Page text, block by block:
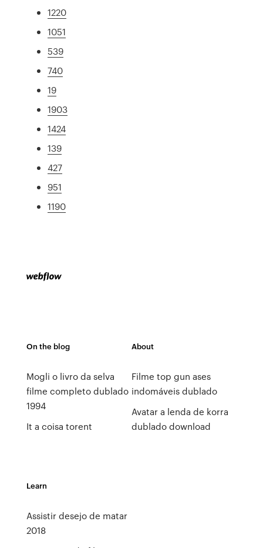
1220
1051
539
740
19
1903
1424
139
427
951
1190
On the blog
Mogli o livro da selva
filme completo dublado
1994
It a coisa torent
About
Filme top gun ases
indomáveis dublado
Avatar a lenda de korra
dublado download
Learn
Assistir desejo de matar
2018